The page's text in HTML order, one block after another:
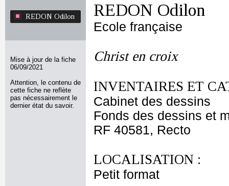
REDON Odilon
Mise à jour de la fiche
06/09/2021
Attention, le contenu de
cette fiche ne reflète
pas nécessairement le
dernier état du savoir.
REDON Odilon
Ecole française
Christ en croix
INVENTAIRES ET
Cabinet des dessins
Fonds des dessins et
RF 40581, Recto
LOCALISATION :
Petit format